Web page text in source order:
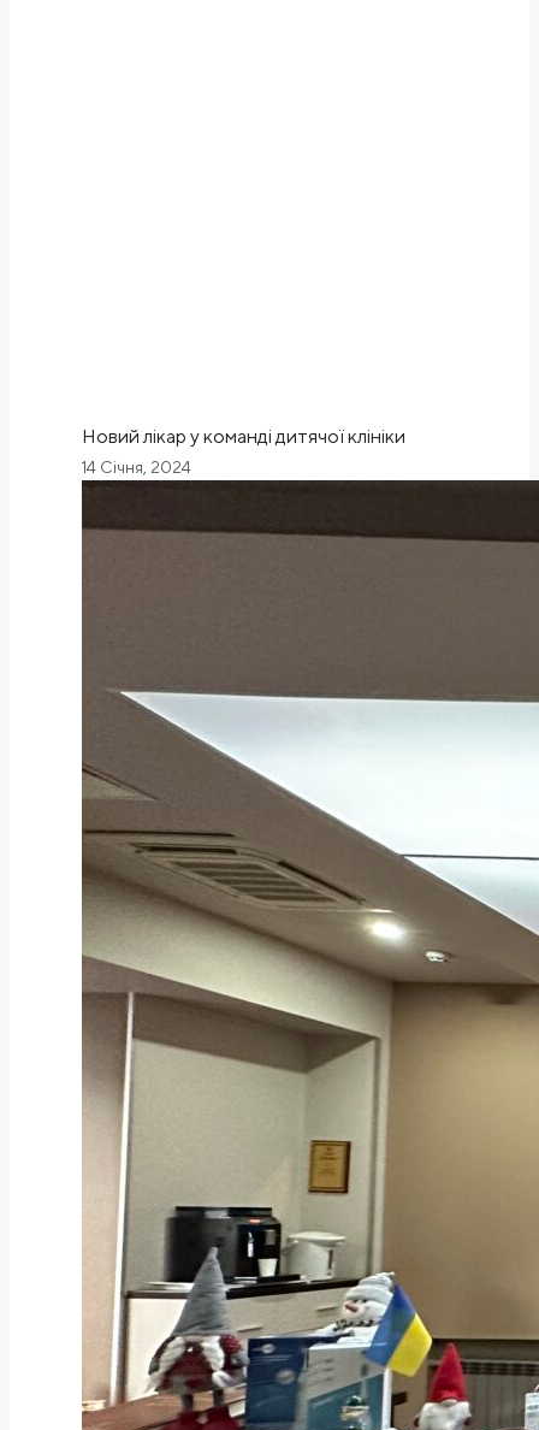
Новий лікар у команді дитячої клініки
14 Січня, 2024